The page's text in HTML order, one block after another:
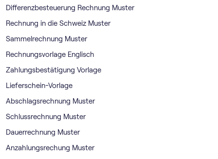
Differenzbesteuerung Rechnung Muster
Rechnung in die Schweiz Muster
Sammelrechnung Muster
Rechnungsvorlage Englisch
Zahlungsbestätigung Vorlage
Lieferschein-Vorlage
Abschlagsrechnung Muster
Schlussrechnung Muster
Dauerrechnung Muster
Anzahlungsrechung Muster